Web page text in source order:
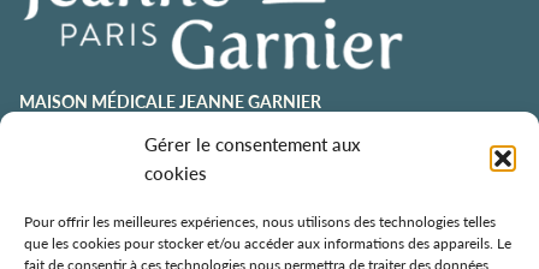
Gérer le consentement aux
cookies
Pour offrir les meilleures expériences, nous utilisons des technologies telles
que les cookies pour stocker et/ou accéder aux informations des appareils. Le
fait de consentir à ces technologies nous permettra de traiter des données
MAISON MÉDICALE JEANNE GARNIER
contact@jeannegarnier-paris.org
01 43 92 21 00
106 avenue Émile Zola
75015 Paris
ESPACE AURÉLIE JOUSSET